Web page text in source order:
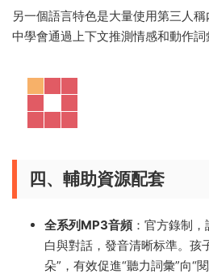
另一個語言特色是大量使用第三人
中學會通過上下文推測情感和動作詞
四、輔助資源配套
全系列MP3音頻：官方錄制，
白與對話，發音清晰标準。孩
朵”，有效促進“聽力詞彙”向“